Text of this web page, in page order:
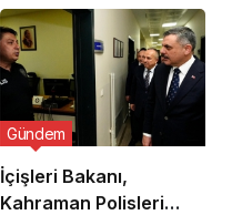
İçişleri Bakanı,
Kahraman Polisleri
Gündem